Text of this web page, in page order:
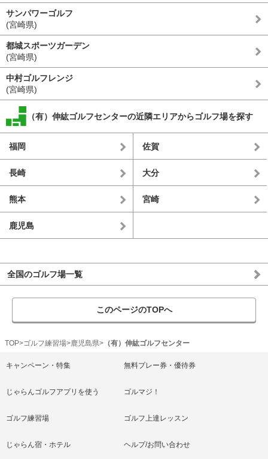
サンパワーゴルフ
(宮崎県)
都城スポーツガーデン
(宮崎県)
中村ゴルフレンジ
(宮崎県)
（有）伸紘ゴルフセンターの近隣エリアからゴルフ場を探す
福岡 佐賀
長崎 大分
熊本 宮崎
鹿児島
全国のゴルフ場一覧
このページのTOPへ
TOP ゴルフ練習場 鹿児島県 （有）伸紘ゴルフセンター
キャンペーン・特集 無料プレー券・優待券
じゃらんゴルフアプリを使う ゴルマジ！
ゴルフ練習場 ゴルフ上達レッスン
じゃらん宿・ホテル ヘルプ/お問い合わせ